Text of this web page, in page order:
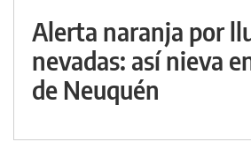
Alerta naranja por
nevadas: así nieva
de Neuquén